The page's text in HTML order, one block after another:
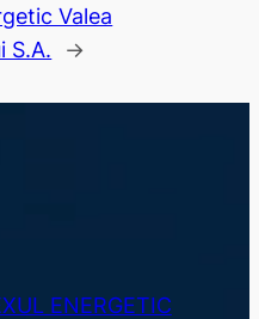
Valea
S.A.
→
ENERGETIC